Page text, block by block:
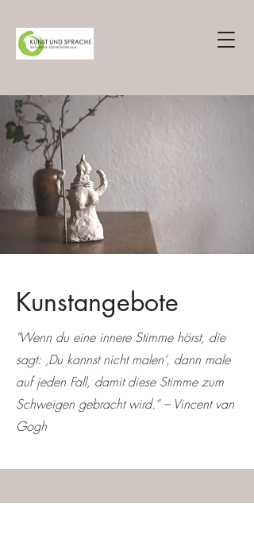
Kunstangebote
"Wenn du eine innere Stimme hörst, die
sagt: ‚Du kannst nicht malen‘, dann male
auf jeden Fall, damit diese Stimme zum
Schweigen gebracht wird.“ – Vincent van
Gogh